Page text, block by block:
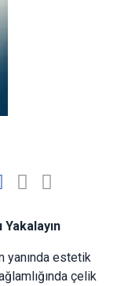
yanında estetik
çelik